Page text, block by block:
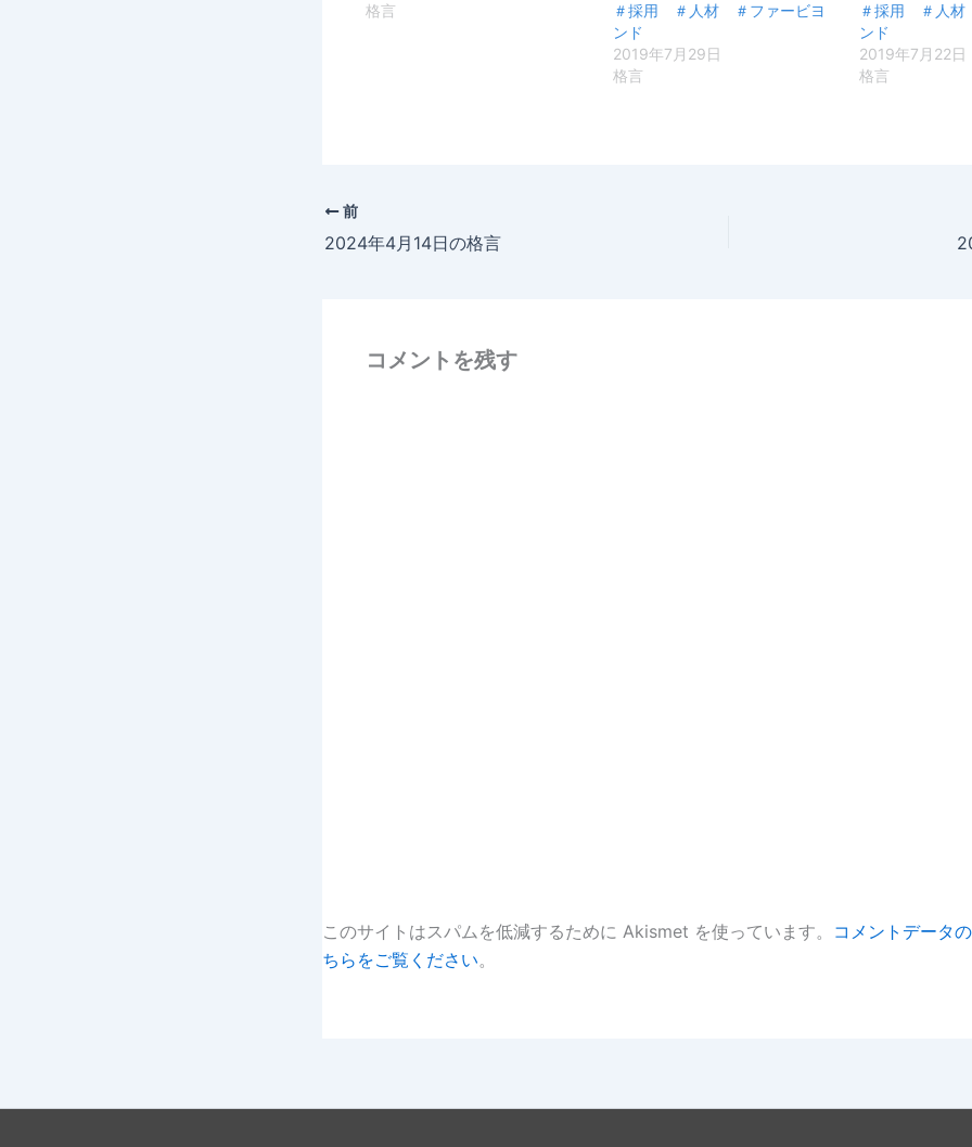
格言
＃採用 ＃人材 ＃ファービヨ
ンド
2019年7月29日
格言
＃採用 ＃人
ンド
2019年7月22日
格言
前
2024年4月14日の格言
コメントを残す
このサイトはスパムを低減するために Akismet を使っています。 コメントデータ
ちらをご覧ください。